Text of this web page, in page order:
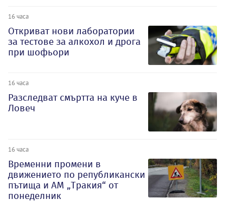
16 часа
Откриват нови лаборатории
за тестове за алкохол и дрога
при шофьори
16 часа
Разследват смъртта на куче в
Ловеч
16 часа
Временни промени в
движението по републикански
пътища и АМ „Тракия“ от
понеделник